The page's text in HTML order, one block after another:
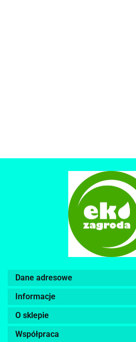
Dane adresowe
Informacje
O sklepie
Współpraca